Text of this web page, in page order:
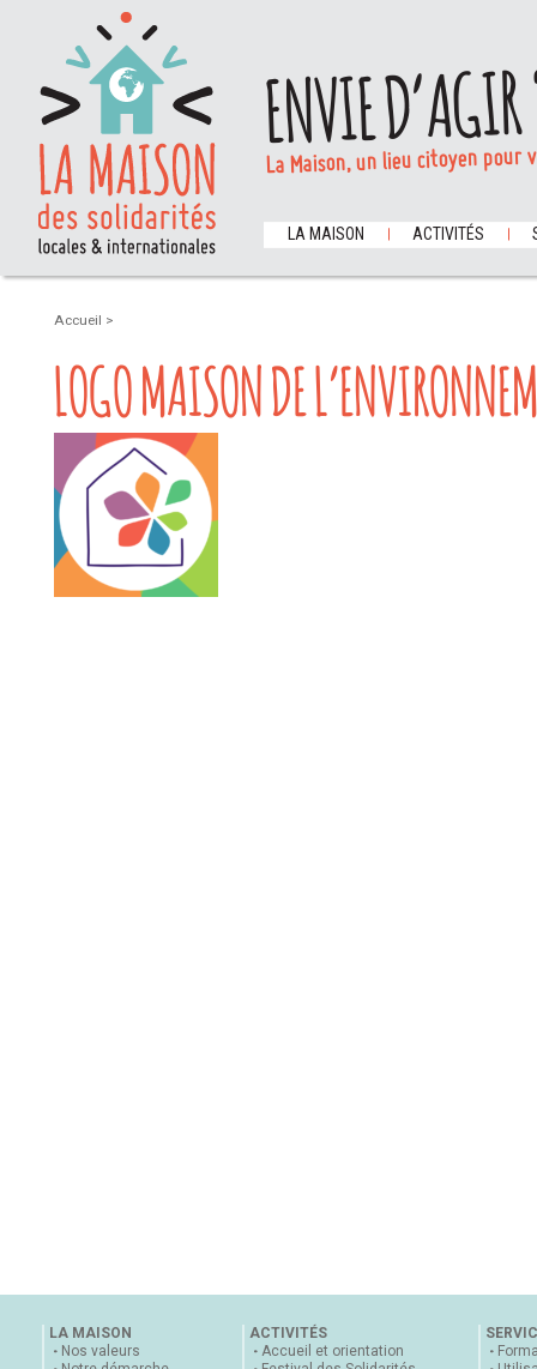
ENVIE
La Maison, un lieu citoyen
LA MAISON ACTIVITÉS
Accueil >
LOGO MAISON DE
LA MAISON
Nos valeurs
ACTIVITÉS
Accueil et orientation